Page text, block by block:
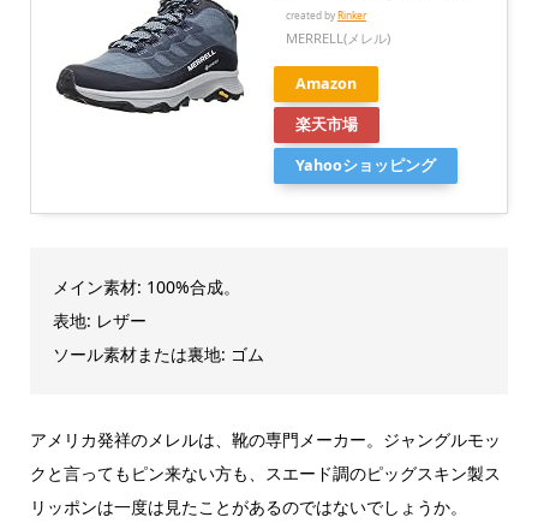
created byRinker
MERRELL(メレル)
Amazon
楽天市場
Yahooショッピング
メイン素材: 100%合成。
表地: レザー
ソール素材または裏地: ゴム
アメリカ発祥のメレルは、靴の専門メーカー。ジャングルモッ
クと言ってもピン来ない方も、スエード調のピッグスキン製ス
リッポンは一度は見たことがあるのではないでしょうか。